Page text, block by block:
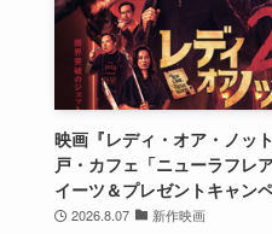
映画『レディ・オア・ノ
戸・カフェ「ニューラフ
イーツ＆プレゼントキャン
2026.8.07 新作映画